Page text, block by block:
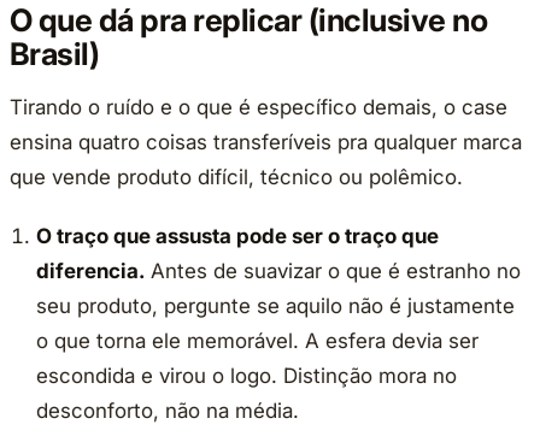
O que dá pra replicar (inclusive no
Brasil)
Tirando o ruído e o que é específico demais, o case
ensina quatro coisas transferíveis pra qualquer marca
que vende produto difícil, técnico ou polêmico.
O traço que assusta pode ser o traço que
diferencia. Antes de suavizar o que é estranho no
seu produto, pergunte se aquilo não é justamente
o que torna ele memorável. A esfera devia ser
escondida e virou o logo. Distinção mora no
desconforto, não na média.